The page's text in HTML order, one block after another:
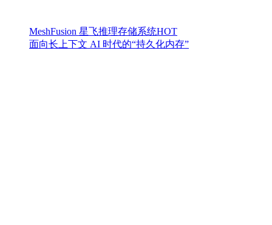
MeshFusion 星飞推理存储系统HOT
面向长上下文 AI 时代的“持久化内存”